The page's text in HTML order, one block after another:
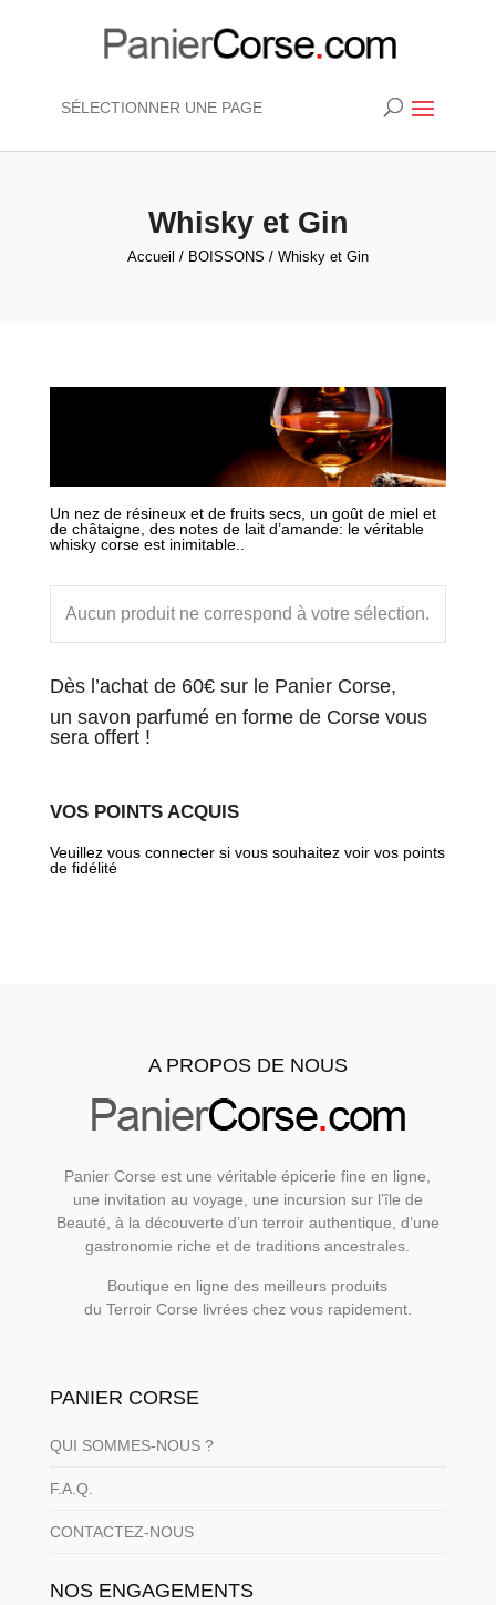
SÉLECTIONNER UNE PAGE
Whisky et Gin
Accueil / BOISSONS / Whisky et Gin
Un nez de résineux et de fruits secs, un goût de miel et
de châtaigne, des notes de lait d’amande: le véritable
whisky corse est inimitable..
Aucun produit ne correspond à votre sélection.
Dès l’achat de 60€ sur le Panier Corse,
un savon parfumé en forme de Corse vous
sera offert !
VOS POINTS ACQUIS
Veuillez vous connecter si vous souhaitez voir vos points
de fidélité
A PROPOS DE NOUS
Panier Corse est une véritable épicerie fine en ligne,
une invitation au voyage, une incursion sur l’île de
Beauté, à la découverte d’un terroir authentique, d’une
gastronomie riche et de traditions ancestrales.
Boutique en ligne des meilleurs produits
du Terroir Corse livrées chez vous rapidement.
PANIER CORSE
QUI SOMMES-NOUS ?
F.A.Q.
CONTACTEZ-NOUS
NOS ENGAGEMENTS